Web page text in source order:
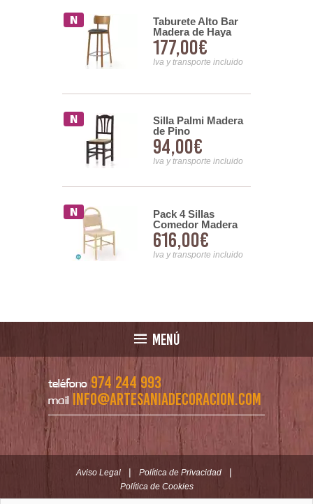
Taburete Alto Bar
Madera de Haya
Tapizado Serie Yara
177,00€
Iva y transporte incluido
Silla Palmi Madera
de Pino
94,00€
Iva y transporte incluido
Pack 4 Sillas
Comedor Madera
Cuerda Fresno
Natural Alosta
616,00€
Iva y transporte incluido
MENÚ
teléfono 974 244 993
mail info@artesaniadecoracion.com
Aviso Legal | Política de Privacidad |
Política de Cookies